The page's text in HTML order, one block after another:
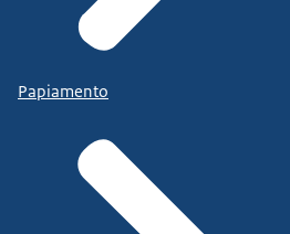
Papiamento